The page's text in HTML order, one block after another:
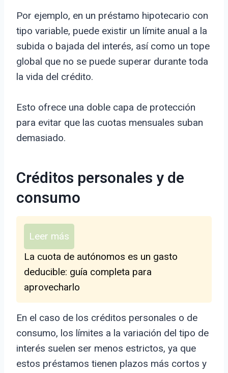
Por ejemplo, en un préstamo hipotecario con
tipo variable, puede existir un límite anual a la
subida o bajada del interés, así como un tope
global que no se puede superar durante toda
la vida del crédito.
Esto ofrece una doble capa de protección
para evitar que las cuotas mensuales suban
demasiado.
Créditos personales y de
consumo
Leer más
La cuota de autónomos es un gasto
deducible: guía completa para
aprovecharlo
En el caso de los créditos personales o de
consumo, los límites a la variación del tipo de
interés suelen ser menos estrictos, ya que
estos préstamos tienen plazos más cortos y